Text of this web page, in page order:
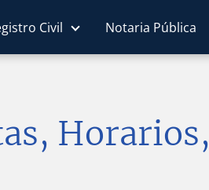
Civil Notaria Pública
Horarios,